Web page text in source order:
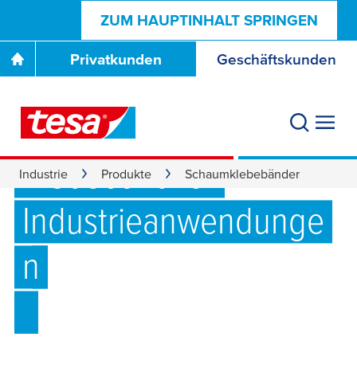
ZUM HAUPTINHALT SPRINGEN
Privatkunden Geschäftskunden
Industrie Produkte Schaumklebebänder
Hochwertiges
Schaumstoff
Klebeband für
Industrieanwendunge
n